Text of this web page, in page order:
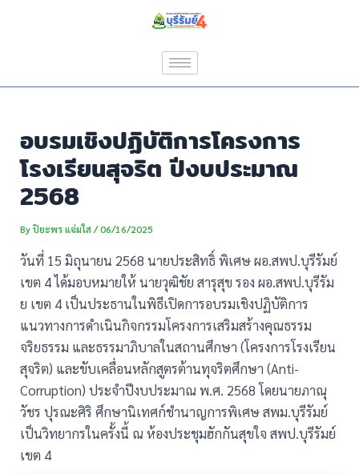
อบรมเชิงปฏิบัติการโครงการ
โรงเรียนสุจริต ปีงบประมาณ
2568
Byปิยะพร แจ่มใส/06/16/2025
วันที่ 15 มิถุนายน 2568 นายประสิทธิ์ พิเศษ ผอ.สพป.บุรีรัมย์
เขต 4 ได้มอบหมายให้ นายวุฒิชัย สารุสุข รอง ผอ.สพป.บุรีรัม
ย เขต 4 เป็นประธานในพิธีเปิดการอบรมเชิงปฏิบัติการ
แนวทางการดำเนินกิจกรรมโครงการเสริมสร้างคุณธรรม
จริยธรรม และธรรมาภิบาลในสถานศึกษา (โครงการโรงเรียน
สุจริต) และขับเคลื่อนหลักสูตรต้านทุจริตศึกษา (Anti-
Corruption) ประจำปีงบประมาณ พ.ศ. 2568 โดยนายภาณุ
วัชร ปุรณะศิริ ศึกษานิเทศก์ชำนาญการพิเศษ สพม.บุรีรัมย์
เป็นวิทยากรในครั้งนี้ ณ ห้องประชุมฮักกันสุขใจ สพป.บุรีรัมย์
เขต 4